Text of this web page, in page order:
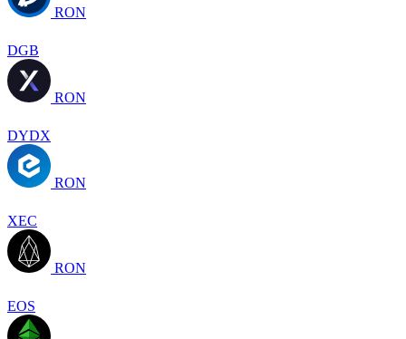
RON
DGB
RON
DYDX
RON
XEC
RON
EOS